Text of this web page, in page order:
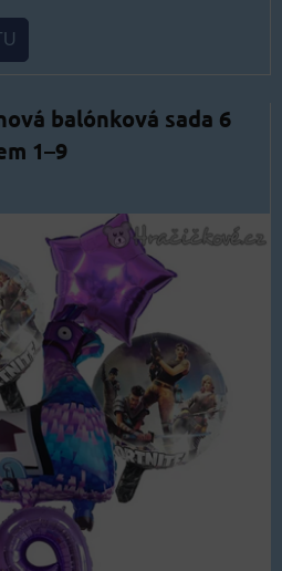
balónková sada 6
1–9